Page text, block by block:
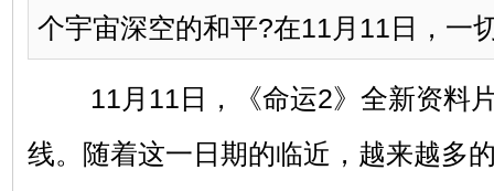
个宇宙深空的和平?在11月11日，一
11月11日，《命运2》全新资料片
线。随着这一日期的临近，越来越多